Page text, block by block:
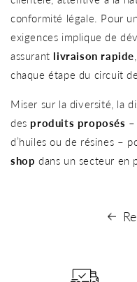
conformité légale. Pour
exigences implique de
assurant livraison rapide
chaque étape du circuit
Miser sur la diversité, la
des produits proposés –
d’huiles ou de résines –
shop dans un secteur en